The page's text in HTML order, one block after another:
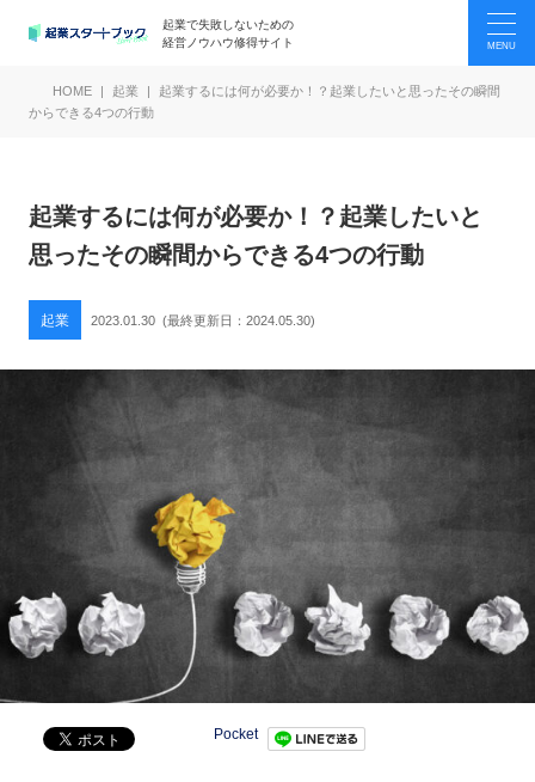
起業で失敗しないための
経営ノウハウ修得サイト
HOME 起業
起業するには何が必要か！？起業したいと思ったその瞬間
からできる4つの行動
起業するには何が必要か！？起業したいと
思ったその瞬間からできる4つの行動
起業 2023.01.30 (最終更新日： 2024.05.30)
Pocket